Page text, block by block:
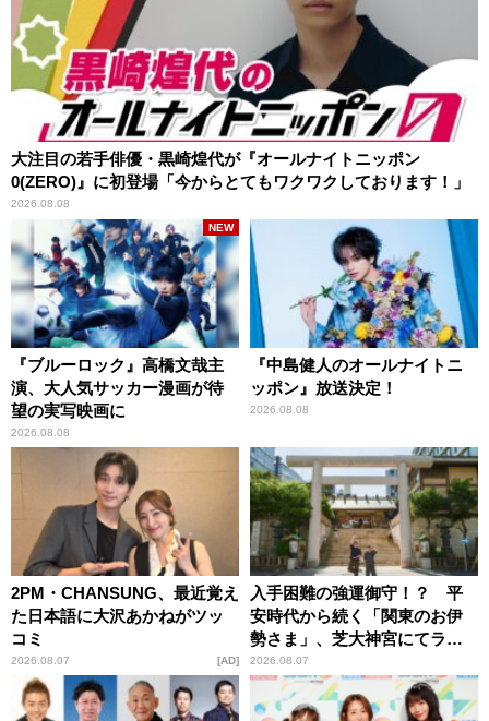
大注目の若手俳優・黒崎煌代が『オールナイトニッポン
0(ZERO)』に初登場「今からとてもワクワクしております！」
2026.08.08
『ブルーロック』高橋文哉主
演、大人気サッカー漫画が待
望の実写映画に
2026.08.08
NEW
『中島健人のオールナイトニ
ッポン』放送決定！
2026.08.08
2PM・CHANSUNG、最近覚え
た日本語に大沢あかねがツッ
コミ
2026.08.07 AD
入手困難の強運御守！？ 平
安時代から続く「関東のお伊
勢さま」、芝大神宮にてラン
パンプスが合格祈願！
2026.08.07